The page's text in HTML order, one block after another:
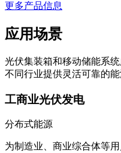
更多产品信息
应用场景
光伏集装箱和移动储能系
不同行业提供灵活可靠的能
工商业光伏发电
分布式能源
为制造业、商业综合体等